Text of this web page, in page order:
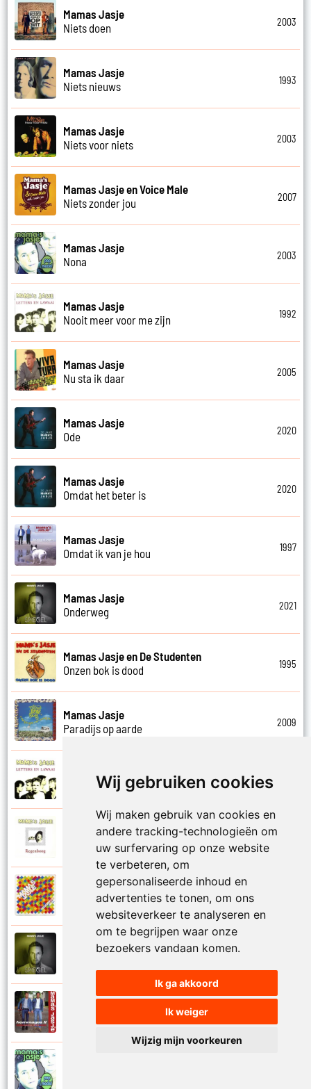
Wij gebruiken cookies
Wij maken gebruik van cookies en
andere tracking-technologieën om
uw surfervaring op onze website
te verbeteren, om
gepersonaliseerde inhoud en
advertenties te tonen, om ons
websiteverkeer te analyseren en
om te begrijpen waar onze
bezoekers vandaan komen.
Ik ga akkoord
Ik weiger
Wijzig mijn voorkeuren
Mamas Jasje
Niets doen
2003
Mamas Jasje
Niets nieuws
1993
Mamas Jasje
Niets voor niets
2003
Mamas Jasje en Voice Male
Niets zonder jou
2007
Mamas Jasje
Nona
2003
Mamas Jasje
Nooit meer voor me zijn
1992
Mamas Jasje
Nu sta ik daar
2005
Mamas Jasje
Ode
2020
Mamas Jasje
Omdat het beter is
2020
Mamas Jasje
Omdat ik van je hou
1997
Mamas Jasje
Onderweg
2021
Mamas Jasje en De Studenten
Onzen bok is dood
1995
Mamas Jasje
Paradijs op aarde
2009
Mamas Jasje
Raak me aan
Mamas Jasje
Regenboog
Mamas Jasje
Regenboog 2009
Mamas Jasje
Rosanne